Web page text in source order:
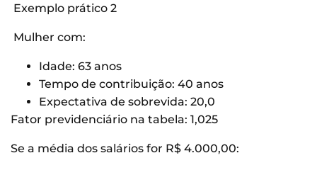
Exemplo prático 2
Mulher com:
Idade: 63 anos
Tempo de contribuição: 40 anos
Expectativa de sobrevida: 20,0
Fator previdenciário na tabela: 1,025
Se a média dos salários for R$ 4.000,00: